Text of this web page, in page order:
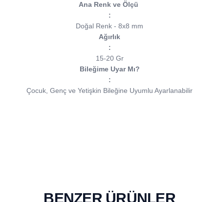
Ana Renk ve Ölçü
:
Doğal Renk - 8x8 mm
Ağırlık
:
15-20 Gr
Bileğime Uyar Mı?
:
Çocuk, Genç ve Yetişkin Bileğine Uyumlu Ayarlanabilir
BENZER ÜRÜNLER